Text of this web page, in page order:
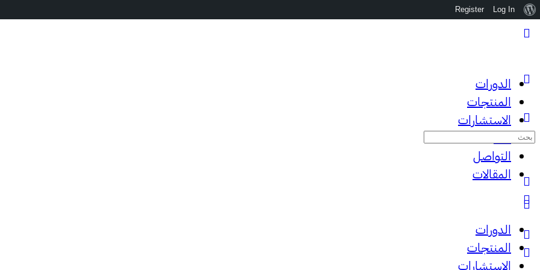
نبذةLog In
Register
الدورات
المنتجات
الاستشارات
عننا
التواصل
المقالات
البحث
عن:
الدورات
المنتجات
الاستشارات